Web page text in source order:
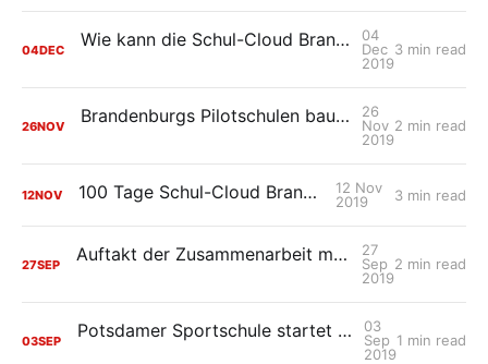
04DEC Wie kann die Schul-Cloud Brandenburg die Ausbildungsbedingungen an Oberstufenzentren verbessern?
04
Dec
2019
3 min read
26NOV Brandenburgs Pilotschulen bauen ihre Erfahrungen mit der Schul-Cloud Brandenburg aus
26
Nov
2019
2 min read
12NOV 100 Tage Schul-Cloud Brandenburg
12 Nov
2019
3 min read
27SEP Auftakt der Zusammenarbeit mit den brandenburgischen Schulträgern
27
Sep
2019
2 min read
03SEP Potsdamer Sportschule startet Nutzung der Schul-Cloud Brandenburg
03
Sep
2019
1 min read